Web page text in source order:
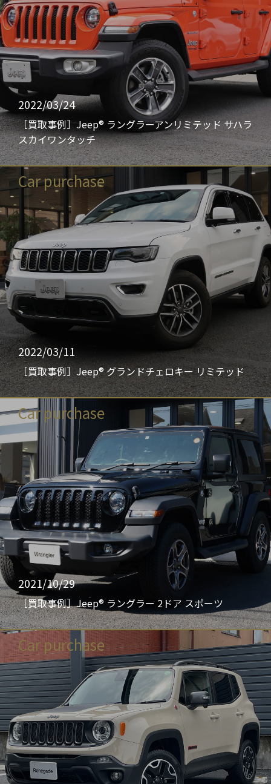
2022/03/24
［買取事例］Jeep® ラングラーアンリミテッド サハラ
スカイワンタッチ
Car purchase
2022/03/11
［買取事例］Jeep® グランドチェロキー リミテッド
Car purchase
2021/10/29
［買取事例］Jeep® ラングラー 2ドア スポーツ
Car purchase